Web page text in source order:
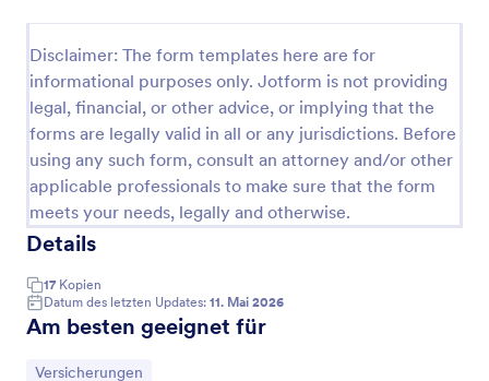
Disclaimer: The form templates here are for
informational purposes only. Jotform is not providing
legal, financial, or other advice, or implying that the
forms are legally valid in all or any jurisdictions. Before
using any such form, consult an attorney and/or other
applicable professionals to make sure that the form
meets your needs, legally and otherwise.
Details
17 Kopien
Datum des letzten Updates: 11. Mai 2026
Am besten geeignet für
Zur Kategorie:
Versicherungen
Go to Category:
Formulare für Versicherungen
Vorlage verwenden
Vorschau